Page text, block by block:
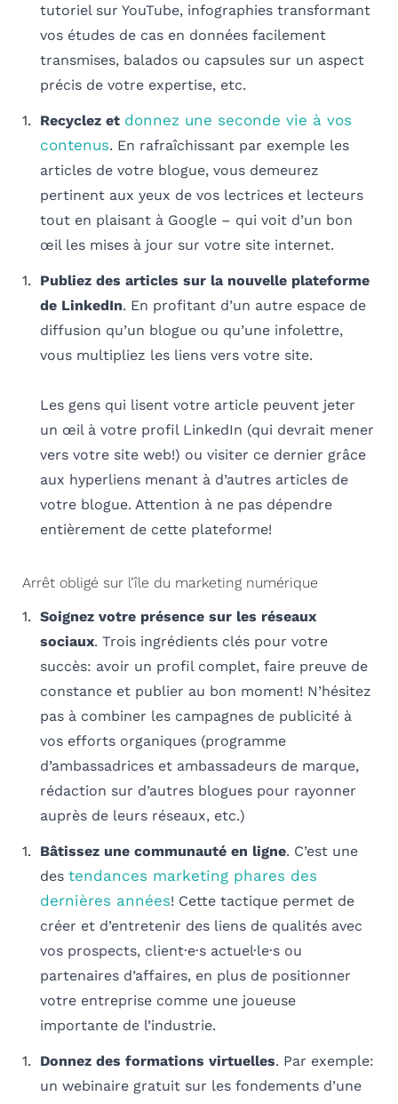
tutoriel sur YouTube, infographies transformant
vos études de cas en données facilement
transmises, balados ou capsules sur un aspect
précis de votre expertise, etc.
Recyclez et donnez une seconde vie à vos
contenus. En rafraîchissant par exemple les
articles de votre blogue, vous demeurez
pertinent aux yeux de vos lectrices et lecteurs
tout en plaisant à Google – qui voit d’un bon
œil les mises à jour sur votre site internet.
Publiez des articles sur la nouvelle plateforme
de LinkedIn. En profitant d’un autre espace de
diffusion qu’un blogue ou qu’une infolettre,
vous multipliez les liens vers votre site.
Les gens qui lisent votre article peuvent jeter
un œil à votre profil LinkedIn (qui devrait mener
vers votre site web!) ou visiter ce dernier grâce
aux hyperliens menant à d’autres articles de
votre blogue. Attention à ne pas dépendre
entièrement de cette plateforme!
Arrêt obligé sur l’île du marketing numérique
Soignez votre présence sur les réseaux
sociaux. Trois ingrédients clés pour votre
succès: avoir un profil complet, faire preuve de
constance et publier au bon moment! N’hésitez
pas à combiner les campagnes de publicité à
vos efforts organiques (programme
d’ambassadrices et ambassadeurs de marque,
rédaction sur d’autres blogues pour rayonner
auprès de leurs réseaux, etc.)
Bâtissez une communauté en ligne. C’est une
des tendances marketing phares des
dernières années! Cette tactique permet de
créer et d’entretenir des liens de qualités avec
vos prospects, client·e·s actuel·le·s ou
partenaires d’affaires, en plus de positionner
votre entreprise comme une joueuse
importante de l’industrie.
Donnez des formations virtuelles. Par exemple:
un webinaire gratuit sur les fondements d’une